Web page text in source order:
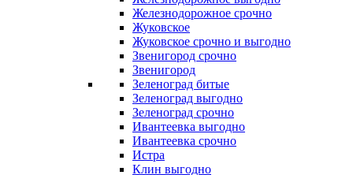
Железнодорожное срочно
Жуковское
Жуковское срочно и выгодно
Звенигород срочно
Звенигород
Зеленоград битые
Зеленоград выгодно
Зеленоград срочно
Ивантеевка выгодно
Ивантеевка срочно
Истра
Клин выгодно